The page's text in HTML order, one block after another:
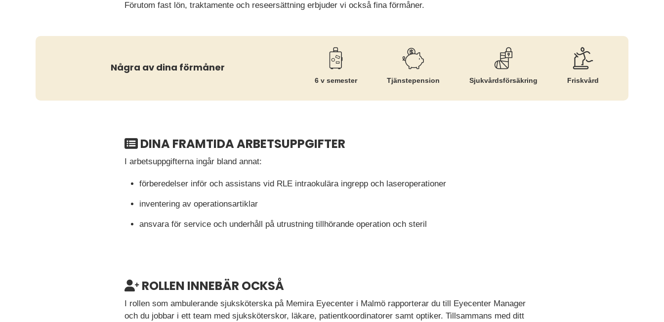
Förutom fast lön, traktamente och reseersättning erbjuder vi också fina förmåner.
Några av dina förmåner
6 v semester Tjänste­pension Sjukvårds­försäkring Friskvård
DINA FRAMTIDA ARBETSUPPGIFTER
I arbetsuppgifterna ingår bland annat:
förberedelser inför och assistans vid RLE intraokulära ingrepp och laseroperationer
inventering av operationsartiklar
ansvara för service och underhåll på utrustning tillhörande operation och steril
ROLLEN INNEBÄR OCKSÅ
I rollen som ambulerande sjuksköterska på Memira Eyecenter i Malmö rapporterar du till Eyecenter Manager
och du jobbar i ett team med sjuksköterskor, läkare, patientkoordinatorer samt optiker. Tillsammans med ditt